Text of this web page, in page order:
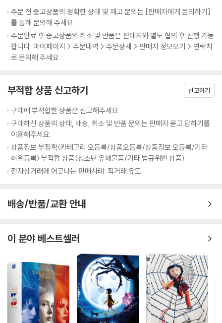
- Interative Menu(대화형 메뉴)
- Scene Selections(장면선택)
- Multiple Language Subtitles(다국적 대사 자막)
- Theatrical Trailer(극장용 예고편)
주문 전 중고상품의 정확한 상태 및 재고 문의는 [판매자에게 문의하기]
를 통해 문의해 주세요.
주문완료 후 중고상품의 취소 및 반품은 판매자와 별도 협의 후 진행 가능
합니다. 마이페이지 > 주문내역 > 주문상세 > 판매자 정보보기 > 연락처
로 문의해 주세요.
부적합 상품 신고하기 신고하기
구매에 부적합한 상품은 신고해주세요.
구매하신 상품의 상태, 배송, 취소 및 반품 문의는 판매자 묻고 답하기를
이용해주세요.
상품정보 부정확(카테고리 오등록/상품오등록/상품정보 오등록/기타
허위등록) 부적합 상품(청소년 유해물품/기타 법규위반 상품)
전자상거래에 어긋나는 판매사례: 직거래 유도
배송/반품/교환 안내
이 분야 베스트셀러